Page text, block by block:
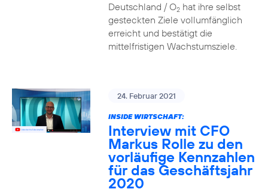
Deutschland / O2hat ihre selbst
gesteckten Ziele vollumfänglich
erreicht und bestätigt die
mittelfristigen Wachstumsziele.
24. Februar 2021
INSIDE WIRTSCHAFT:
Interview mit CFO
Markus Rolle zu den
vorläufige Kennzahlen
für das Geschäftsjahr
2020